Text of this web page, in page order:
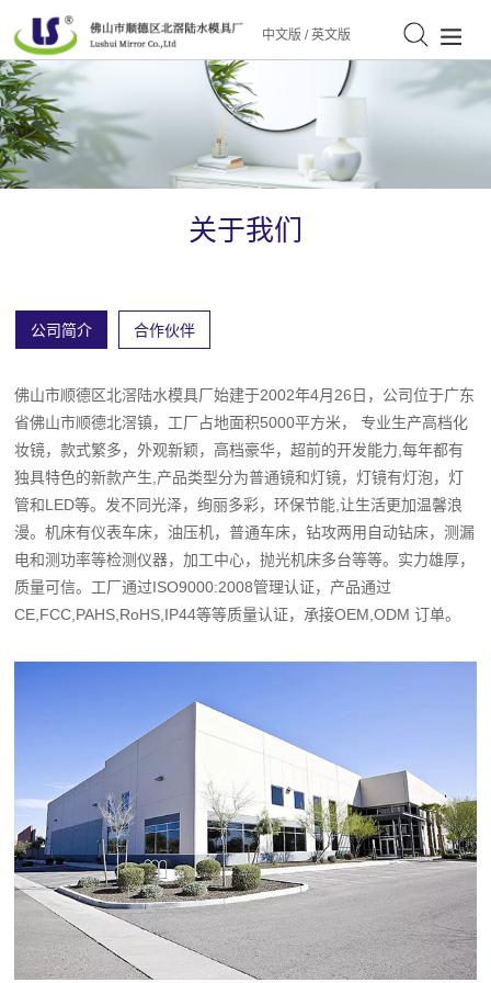
中文版 / 英文版
关于我们
公司简介 合作伙伴
佛山市顺德区北滘陆水模具厂始建于2002年4月26日，公司位于广东
省佛山市顺德北滘镇，工厂占地面积5000平方米， 专业生产高档化
妆镜，款式繁多，外观新颖，高档豪华，超前的开发能力,每年都有
独具特色的新款产生,产品类型分为普通镜和灯镜，灯镜有灯泡，灯
管和LED等。发不同光泽，绚丽多彩，环保节能,让生活更加温馨浪
漫。机床有仪表车床，油压机，普通车床，钻攻两用自动钻床，测漏
电和测功率等检测仪器，加工中心，抛光机床多台等等。实力雄厚，
质量可信。工厂通过ISO9000:2008管理认证，产品通过
CE,FCC,PAHS,RoHS,IP44等等质量认证，承接OEM,ODM 订单。